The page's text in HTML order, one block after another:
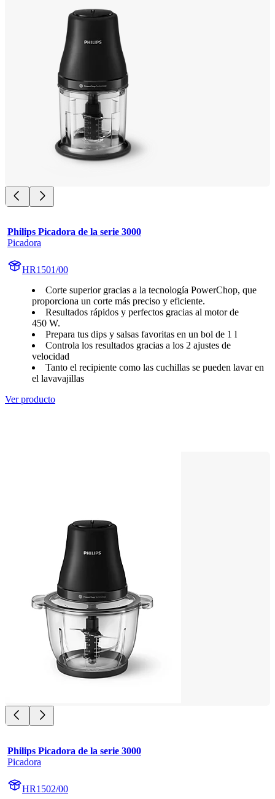
Philips Picadora de la serie 3000
Picadora
HR1501/00
Corte superior gracias a la tecnología PowerChop, que
proporciona un corte más preciso y eficiente.
Resultados rápidos y perfectos gracias al motor de
450 W.
Prepara tus dips y salsas favoritas en un bol de 1 l
Controla los resultados gracias a los 2 ajustes de
velocidad
Tanto el recipiente como las cuchillas se pueden lavar en
el lavavajillas
Ver producto
Philips Picadora de la serie 3000
Picadora
HR1502/00